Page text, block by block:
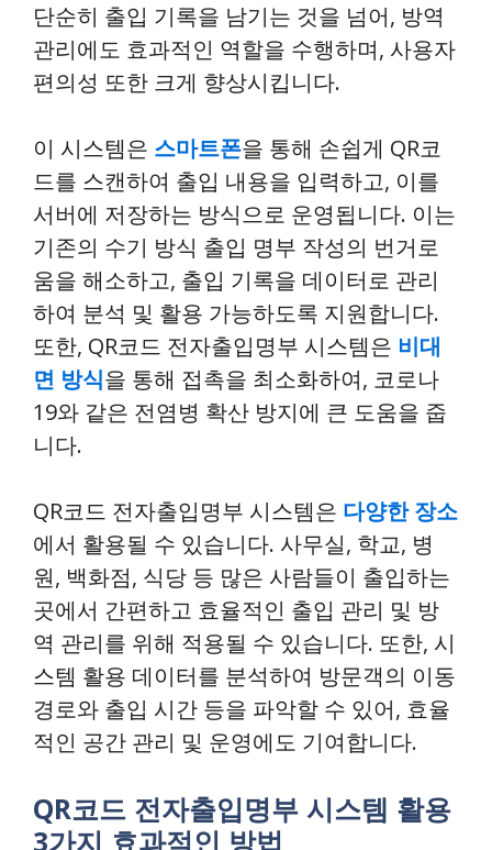
단순히 출입 기록을 남기는 것을 넘어, 방역
관리에도 효과적인 역할을 수행하며, 사용자
편의성 또한 크게 향상시킵니다.
이 시스템은 스마트폰을 통해 손쉽게 QR코
드를 스캔하여 출입 내용을 입력하고, 이를
서버에 저장하는 방식으로 운영됩니다. 이는
기존의 수기 방식 출입 명부 작성의 번거로
움을 해소하고, 출입 기록을 데이터로 관리
하여 분석 및 활용 가능하도록 지원합니다.
또한, QR코드 전자출입명부 시스템은 비대
면 방식을 통해 접촉을 최소화하여, 코로나
19와 같은 전염병 확산 방지에 큰 도움을 줍
니다.
QR코드 전자출입명부 시스템은 다양한 장소
에서 활용될 수 있습니다. 사무실, 학교, 병
원, 백화점, 식당 등 많은 사람들이 출입하는
곳에서 간편하고 효율적인 출입 관리 및 방
역 관리를 위해 적용될 수 있습니다. 또한, 시
스템 활용 데이터를 분석하여 방문객의 이동
경로와 출입 시간 등을 파악할 수 있어, 효율
적인 공간 관리 및 운영에도 기여합니다.
QR코드 전자출입명부 시스템 활용
3가지 효과적인 방법